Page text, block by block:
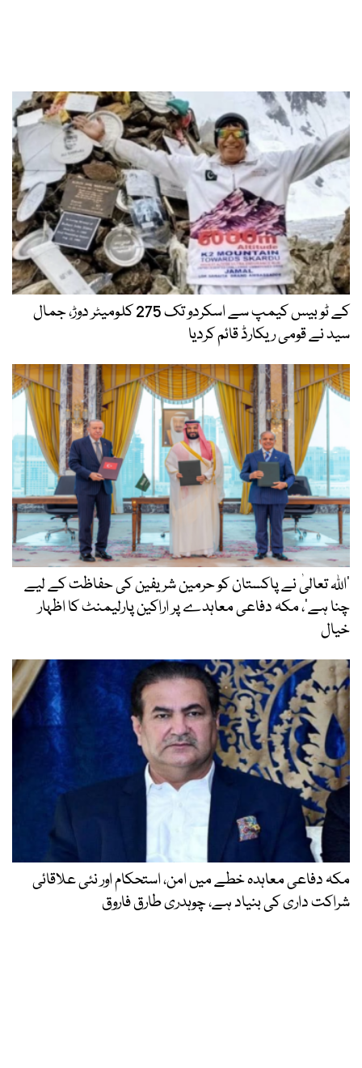
کے ٹو بیس کیمپ سے اسکردو تک 275 کلومیٹر دوڑ، جمال
سید نے قومی ریکارڈ قائم کردیا
’اللہ تعالیٰ نے پاکستان کو حرمین شریفین کی حفاظت کے لیے
چنا ہے‘، مکہ دفاعی معاہدے پر اراکین پارلیمنٹ کا اظہار
خیال
مکہ دفاعی معاہدہ خطے میں امن، استحکام اور نئی علاقائی
شراکت داری کی بنیاد ہے، چوہدری طارق فاروق